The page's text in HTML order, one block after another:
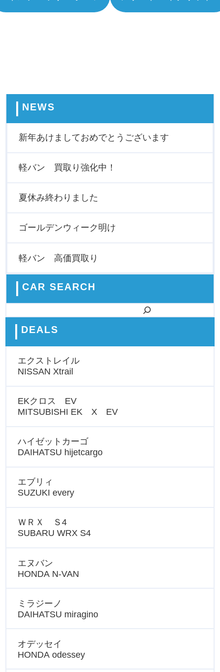
NEWS
新年あけましておめでとうございます
軽バン 買取り強化中！
夏休み終わりました
ゴールデンウィーク明け
軽バン 高価買取り
CAR SEARCH
DEALS
エクストレイル
NISSAN Xtrail
EKクロス EV
MITSUBISHI EK X EV
ハイゼットカーゴ
DAIHATSU hijetcargo
エブリィ
SUZUKI every
ＷＲＸ Ｓ4
SUBARU WRX S4
エヌバン
HONDA N-VAN
ミラジーノ
DAIHATSU miragino
オデッセイ
HONDA odessey